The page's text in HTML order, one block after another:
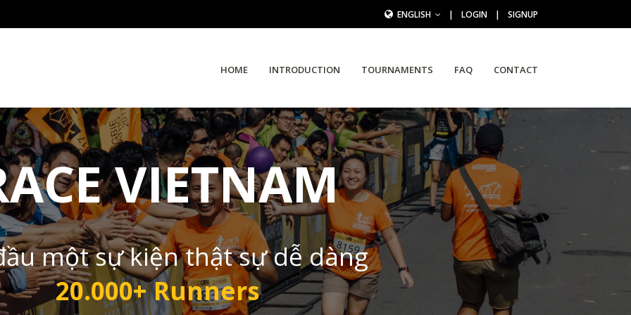
ENGLISH | LOGIN | SIGNUP
HOME INTRODUCTION TOURNAMENTS FAQ CONTACT
VIETNAM
một sự kiện thật sự dễ dàng
20.000+ Runners